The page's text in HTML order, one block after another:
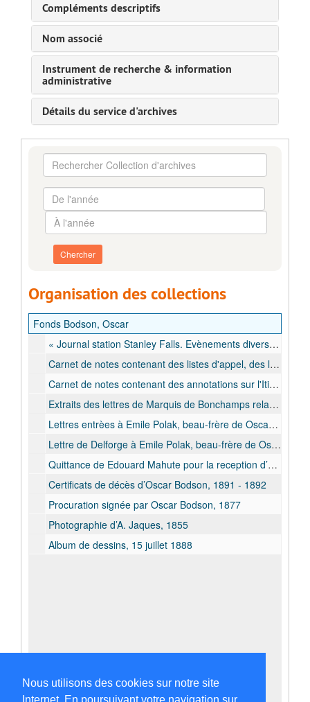
Nous utilisons des cookies sur notre site
Compléments descriptifs
Nom associé
Instrument de recherche & information
administrative
Détails du service d'archives
Rechercher
Collection
d'archives
De
l'année
À
l'année
Organisation des collections
Fonds Bodson, Oscar
« Journal station Stanley Falls. Evènements divers », carnet de notes reprenant les événements de la station des Stanley Falls, 16 juin 1887 - 8 mai 1889
Carnet de notes contenant des listes d'appel, des listes de vivres, des itinéraires et des dessins, 15 juin 1888 - [31 janvier] 1890
Carnet de notes contenant des annotations sur l'Itimbiri, 10 - 11 mars 1890
Extraits des lettres de Marquis de Bonchamps relative à Oscar Bodson, 1891 - 1892
Lettres entrèes à Emile Polak, beau-frère de Oscar Bodson, concernant les circonstance de la mort de Oscar Bodson, 1892
Lettre de Delforge à Emile Polak, beau-frère de Oscar Bodson, concernant l’envoi d’une lettre d’Oscar avec des nouvelles dès son arrivée à Boma, 1888
Quittance de Edouard Mahute pour la reception d’un fusil, 1890
Certificats de décès d’Oscar Bodson, 1891 - 1892
Procuration signée par Oscar Bodson, 1877
Photographie d’A. Jaques, 1855
Album de dessins, 15 juillet 1888